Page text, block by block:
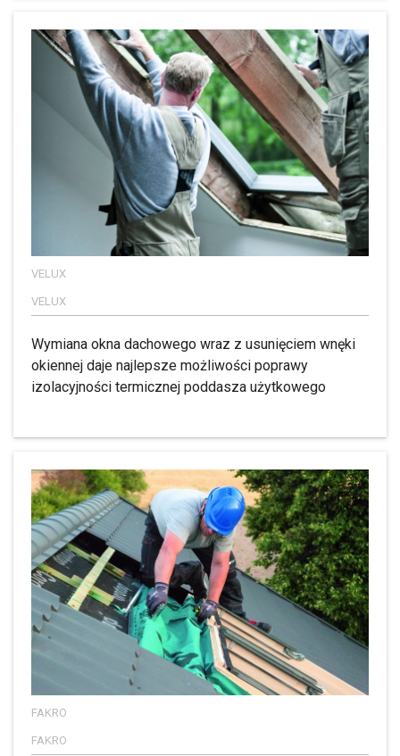
VELUX
VELUX
Wymiana okna dachowego wraz z usunięciem wnęki
okiennej daje najlepsze możliwości poprawy
izolacyjności termicznej poddasza użytkowego
FAKRO
FAKRO